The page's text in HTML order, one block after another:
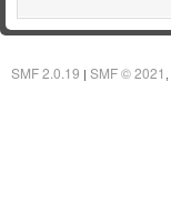
SMF 2.0.19 | SMF © 2021